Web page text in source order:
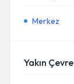
Merkez
Yakın